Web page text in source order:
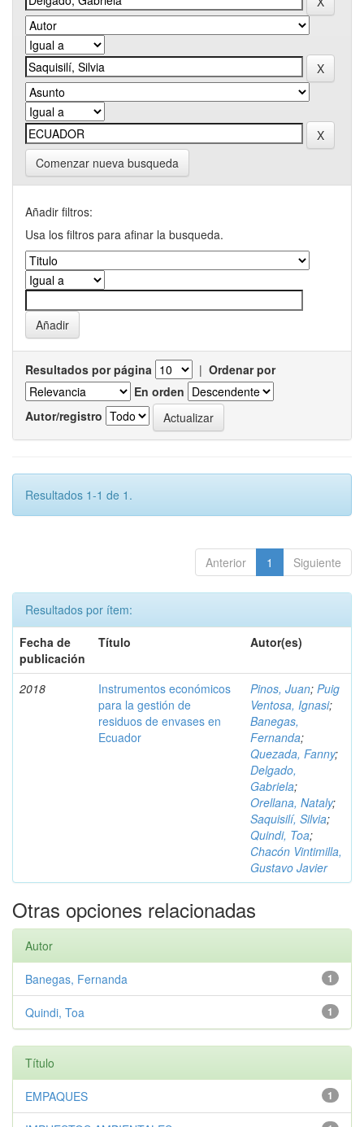
Comenzar nueva busqueda
Añadir filtros:
Usa los filtros para afinar la busqueda.
Resultados por página | Ordenar por
En orden
Autor/registro
Resultados 1-1 de 1.
Anterior 1 Siguiente
Resultados por ítem:
Fecha de
publicación
Título Autor(es)
2018
Instrumentos económicos
para la gestión de
residuos de envases en
Ecuador
Pinos, Juan; Puig
Ventosa, Ignasi;
Banegas,
Fernanda;
Quezada, Fanny;
Delgado,
Gabriela;
Orellana, Nataly;
Saquisilí, Silvia;
Quindi, Toa;
Chacón Vintimilla,
Gustavo Javier
Otras opciones relacionadas
Autor
1
Banegas, Fernanda
1
Quindi, Toa
Título
1
EMPAQUES